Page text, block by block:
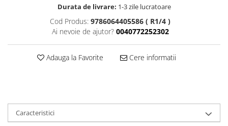
Durata de livrare: 1-3 zile lucratoare
Cod Produs: 9786064405586 ( R1/4 )
Ai nevoie de ajutor? 0040772252302
Adauga la Favorite Cere informatii
Caracteristici